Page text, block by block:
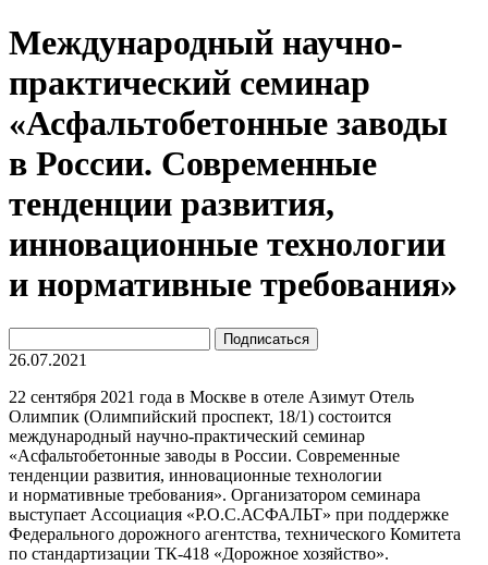
Международный научно-
практический семинар
«Асфальтобетонные заводы
в России. Современные
тенденции развития,
инновационные технологии
и нормативные требования»
26.07.2021
22 сентября 2021 года в Москве в отеле Азимут Отель
Олимпик (Олимпийский проспект, 18/1) состоится
международный научно-практический семинар
«Асфальтобетонные заводы в России. Современные
тенденции развития, инновационные технологии
и нормативные требования». Организатором семинара
выступает Ассоциация «Р.О.С.АСФАЛЬТ» при поддержке
Федерального дорожного агентства, технического Комитета
по стандартизации ТК-418 «Дорожное хозяйство».